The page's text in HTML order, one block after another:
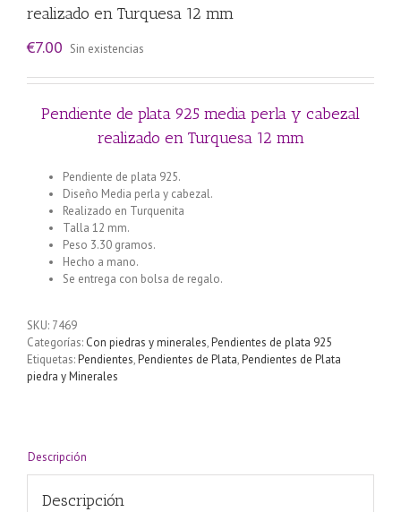
realizado en Turquesa 12 mm
€7.00 Sin existencias
Pendiente de plata 925 media perla y cabezal
realizado en Turquesa 12 mm
Pendiente de plata 925.
Diseño Media perla y cabezal.
Realizado en Turquenita
Talla 12 mm.
Peso 3.30 gramos.
Hecho a mano.
Se entrega con bolsa de regalo.
SKU: 7469
Categorías: Con piedras y minerales,Pendientes de plata 925
Etiquetas:Pendientes,Pendientes de Plata,Pendientes de Plata
piedra y Minerales
Descripción
Descripción